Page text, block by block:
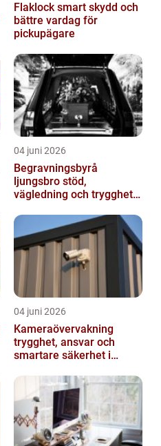
Flaklock smart skydd och
bättre vardag för
pickupägare
04 juni 2026
Begravningsbyrå
ljungsbro stöd,
vägledning och trygghet
04 juni 2026
Kameraövervakning
trygghet, ansvar och
smartare säkerhet i